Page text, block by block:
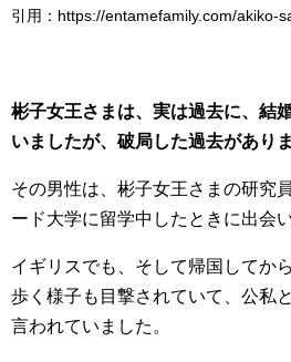
引用：https://entamefamily.com/akiko-
彬子女王さまは、実は過去に、結
いましたが、破局した過去がありま
その男性は、彬子女王さまの研究
ード大学に留学中したときに出会
イギリスでも、そして帰国してか
歩く様子も目撃されていて、公私
言われていました。